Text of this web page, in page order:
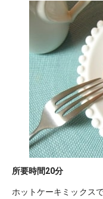
所要時間20分
ホットケーキミックス